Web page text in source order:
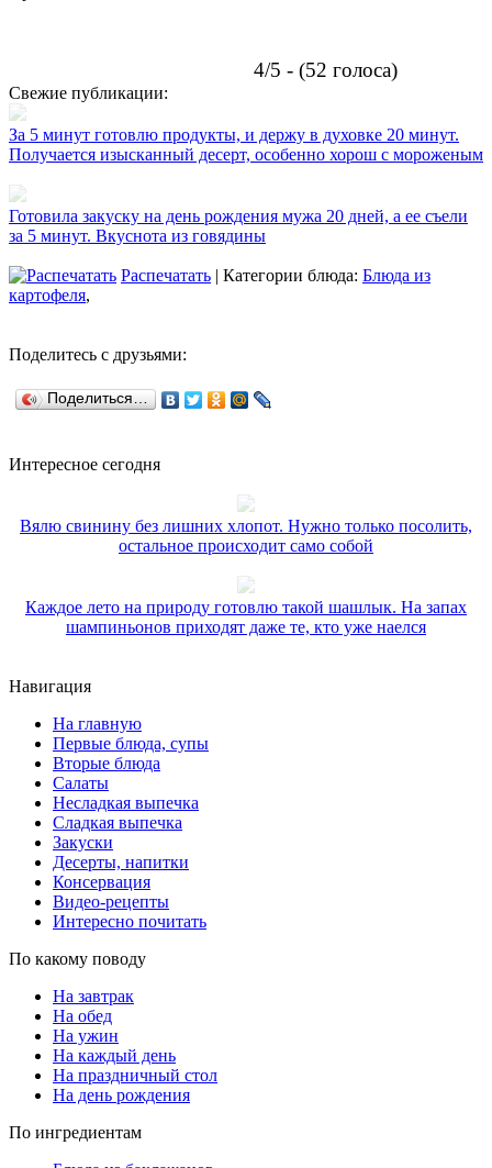
4/5 - (52 голоса)
Свежие публикации:
За 5 минут готовлю продукты, и держу в духовке 20 минут.
Получается изысканный десерт, особенно хорош с мороженым
Готовила закуску на день рождения мужа 20 дней, а ее съели
за 5 минут. Вкуснота из говядины
Распечатать | Категории блюда: Блюда из
картофеля,
Поделитесь с друзьями:
Поделиться…
Интересное сегодня
Вялю свинину без лишних хлопот. Нужно только посолить,
остальное происходит само собой
Каждое лето на природу готовлю такой шашлык. На запах
шампиньонов приходят даже те, кто уже наелся
Навигация
На главную
Первые блюда, супы
Вторые блюда
Салаты
Несладкая выпечка
Сладкая выпечка
Закуски
Десерты, напитки
Консервация
Видео-рецепты
Интересно почитать
По какому поводу
На завтрак
На обед
На ужин
На каждый день
На праздничный стол
На день рождения
По ингредиентам